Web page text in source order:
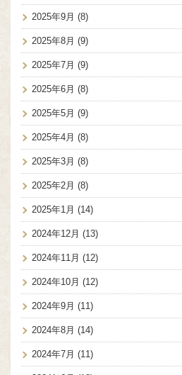
2025年9月 (8)
2025年8月 (9)
2025年7月 (9)
2025年6月 (8)
2025年5月 (9)
2025年4月 (8)
2025年3月 (8)
2025年2月 (8)
2025年1月 (14)
2024年12月 (13)
2024年11月 (12)
2024年10月 (12)
2024年9月 (11)
2024年8月 (14)
2024年7月 (11)